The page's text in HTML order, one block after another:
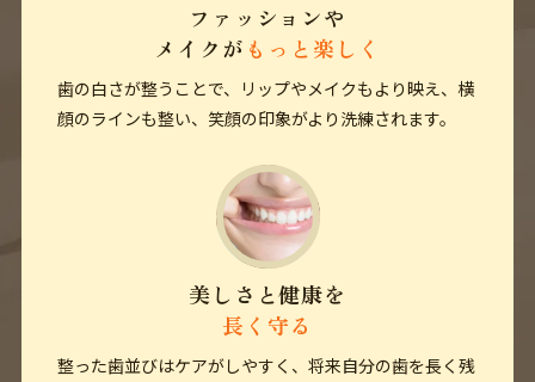
ファッションや
メイクが もっと楽しく
歯の白さが整うことで、リップやメイクもより映え、横
顔のラインも整い、笑顔の印象がより洗練されます。
美しさと健康を
長く守る
整った歯並びはケアがしやすく、将来自分の歯を長く残